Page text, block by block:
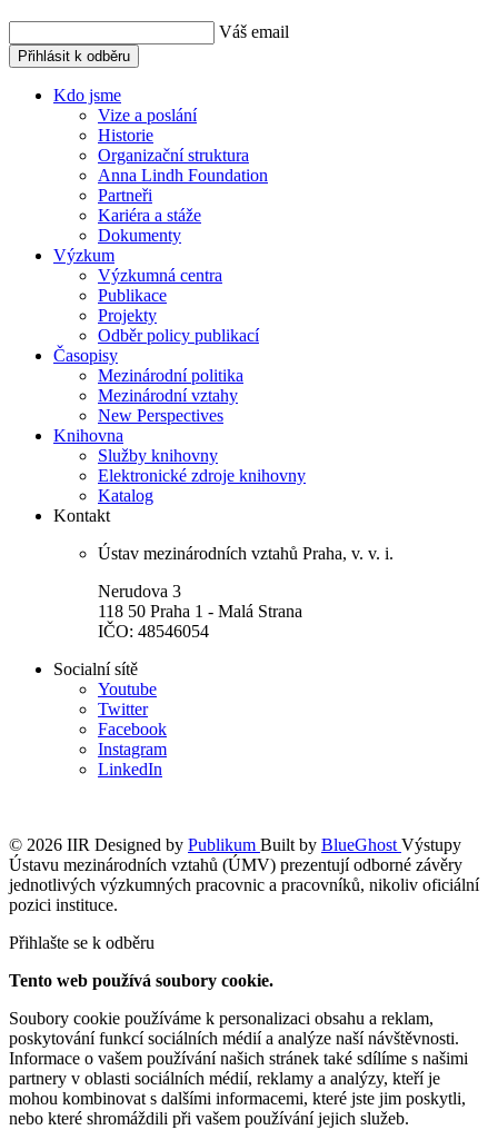
Váš email
Přihlásit k odběru
Kdo jsme
Vize a poslání
Historie
Organizační struktura
Anna Lindh Foundation
Partneři
Kariéra a stáže
Dokumenty
Výzkum
Výzkumná centra
Publikace
Projekty
Odběr policy publikací
Časopisy
Mezinárodní politika
Mezinárodní vztahy
New Perspectives
Knihovna
Služby knihovny
Elektronické zdroje knihovny
Katalog
Kontakt
Ústav mezinárodních vztahů Praha, v. v. i.
Nerudova 3
118 50 Praha 1 - Malá Strana
IČO: 48546054
Socialní sítě
Youtube
Twitter
Facebook
Instagram
LinkedIn
© 2026 IIR Designed by Publikum Built by BlueGhost Výstupy
Ústavu mezinárodních vztahů (ÚMV) prezentují odborné závěry
jednotlivých výzkumných pracovnic a pracovníků, nikoliv oficiální
pozici instituce.
Přihlašte se k odběru
Tento web používá soubory cookie.
Soubory cookie používáme k personalizaci obsahu a reklam,
poskytování funkcí sociálních médií a analýze naší návštěvnosti.
Informace o vašem používání našich stránek také sdílíme s našimi
partnery v oblasti sociálních médií, reklamy a analýzy, kteří je
mohou kombinovat s dalšími informacemi, které jste jim poskytli,
nebo které shromáždili při vašem používání jejich služeb.